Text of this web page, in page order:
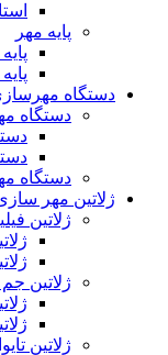
پایه مهر
دستگاه
دستگاه
دستگاه
ژلاتین مهر
ژلاتین
ژلاتین
ژلاتین